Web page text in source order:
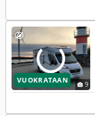
VUOKRATAAN 9